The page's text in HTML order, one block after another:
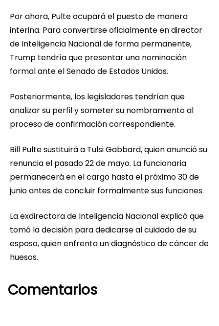
Por ahora, Pulte ocupará el puesto de manera
interina. Para convertirse oficialmente en director
de Inteligencia Nacional de forma permanente,
Trump tendría que presentar una nominación
formal ante el Senado de Estados Unidos.
Posteriormente, los legisladores tendrían que
analizar su perfil y someter su nombramiento al
proceso de confirmación correspondiente.
Bill Pulte sustituirá a Tulsi Gabbard, quien anunció su
renuncia el pasado 22 de mayo. La funcionaria
permanecerá en el cargo hasta el próximo 30 de
junio antes de concluir formalmente sus funciones.
La exdirectora de Inteligencia Nacional explicó que
tomó la decisión para dedicarse al cuidado de su
esposo, quien enfrenta un diagnóstico de cáncer de
huesos.
Comentarios